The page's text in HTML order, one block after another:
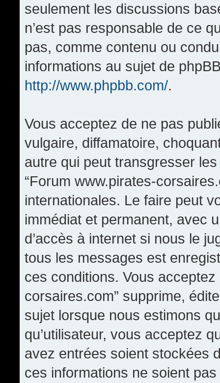
seulement les discussions
n’est pas responsable de ce
pas, comme contenu ou
informations au sujet de
http://www.phpbb.com/.
Vous acceptez de ne pas
vulgaire, diffamatoire,
autre qui peut transgresser
“Forum www.pirates-
internationales. Le faire peut
immédiat et permanent, avec
d’accès à internet si nous le
tous les messages est
ces conditions. Vous
corsaires.com” supprime,
sujet lorsque nous estimons
qu’utilisateur, vous acceptez
avez entrées soient stockées
ces informations ne soient